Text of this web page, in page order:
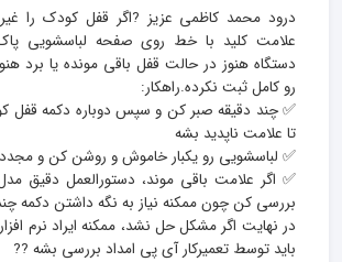
درود محمد کاظمی عزیز ?اگر قفل کودک را
علامت کلید با خط روی صفحه لباسشویی پاک
دستگاه هنوز در حالت قفل باقی مونده یا برد
✅ چند دقیقه صبر کن و سپس دوباره دکمه قفل
✅ اگر علامت باقی موند، دستورالعمل دقیق
در نهایت
باید توسط تعمیرکار آی پی امداد بررسی بشه ?‍?